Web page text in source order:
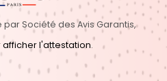
Société des Avis Garantis,
afficher l'attestation.